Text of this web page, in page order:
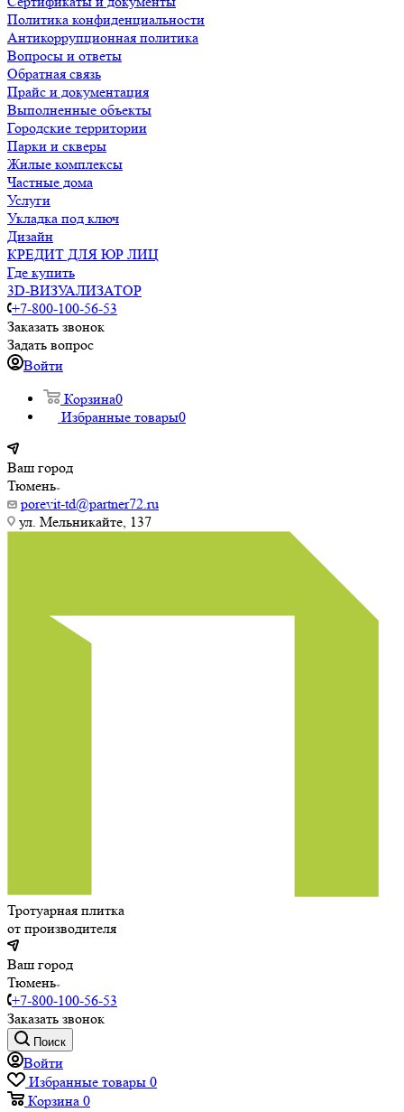
Политика конфиденциальности
Антикоррупционная политика
Вопросы и ответы
Обратная связь
Прайс и документация
Выполненные объекты
Городские территории
Парки и скверы
Жилые комплексы
Частные дома
Услуги
Укладка под ключ
Дизайн
КРЕДИТ ДЛЯ ЮР ЛИЦ
Где купить
3D-ВИЗУАЛИЗАТОР
+7-800-100-56-53
Заказать звонок
Задать вопрос
Войти
Корзина0
Избранные товары0
Ваш город
Тюмень
porevit-td@partner72.ru
ул. Мельникайте, 137
Тротуарная плитка
от производителя
Ваш город
Тюмень
+7-800-100-56-53
Заказать звонок
Поиск
Войти
Избранные товары 0
Корзина 0